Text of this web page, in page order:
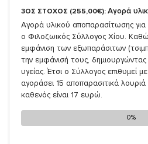
3ΟΣ ΣΤΟΧΟΣ (255,00€): Αγορά
Αγορά υλικού αποπαρασίτωσης
ο Φιλοζωικός Σύλλογος Χίου.
εμφάνιση των εξωπαράσιτων
την εμφάνισή τους,
υγείας. Έτσι ο Σύλλογος επιθυμεί
αγοράσει 15 αποπαρασιτικά
καθενός είναι 17 ευρώ.
0%
0%